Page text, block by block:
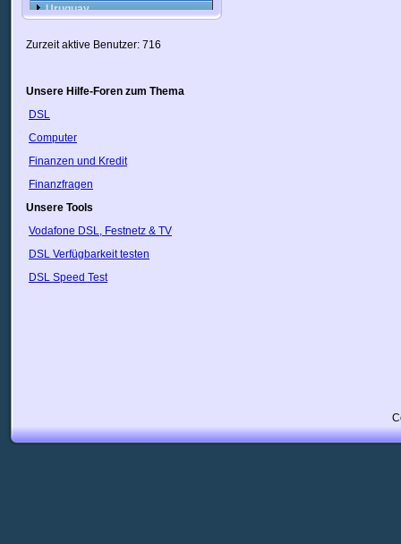
Uruguay
Usbekistan
VietNam
Zypern
Ägypten
Österreich
Zurzeit aktive Benutzer: 716
Unsere Hilfe-Foren zum Thema
DSL
Computer
Finanzen und Kredit
Finanzfragen
Unsere Tools
Vodafone DSL, Festnetz & TV
DSL Verfügbarkeit testen
DSL Speed Test